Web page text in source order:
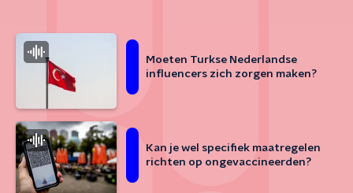
Moeten Turkse Nederlandse
influencers zich zorgen maken?
Kan je wel specifiek maatregelen
richten op ongevaccineerden?